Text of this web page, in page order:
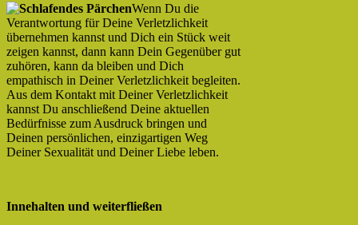
Wenn Du die
Verantwortung für Deine Verletzlichkeit
übernehmen kannst und Dich ein Stück weit
zeigen kannst, dann kann Dein Gegenüber gut
zuhören, kann da bleiben und Dich
empathisch in Deiner Verletzlichkeit begleiten.
Aus dem Kontakt mit Deiner Verletzlichkeit
kannst Du anschließend Deine aktuellen
Bedürfnisse zum Ausdruck bringen und
Deinen persönlichen, einzigartigen Weg
Deiner Sexualität und Deiner Liebe leben.
Innehalten und weiterfließen